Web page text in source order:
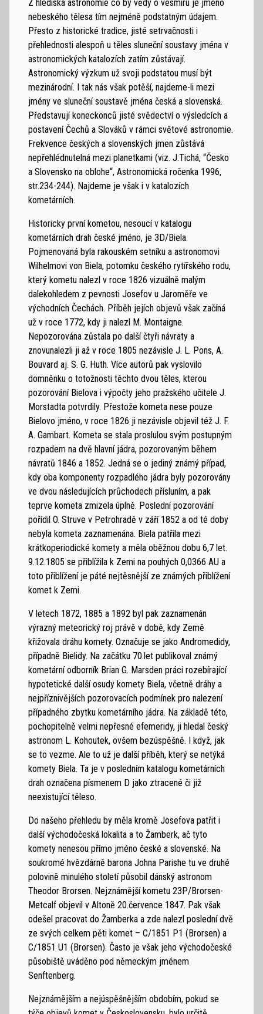
Z hlediska astronomie co by vědy o vesmíru je jméno
nebeského tělesa tím nejméně podstatným údajem.
Přesto z historické tradice, jisté setrvačnosti i
přehlednosti alespoň u těles sluneční soustavy jména v
astronomických katalozích zatím zůstávají.
Astronomický výzkum už svoji podstatou musí být
mezinárodní. I tak nás však potěší, najdeme-li mezi
jmény ve sluneční soustavě jména česká a slovenská.
Představují koneckonců jisté svědectví o výsledcích a
postavení Čechů a Slováků v rámci světové astronomie.
Frekvence českých a slovenských jmen zůstává
nepřehlédnutelná mezi planetkami (viz. J.Tichá, “Česko
a Slovensko na oblohe“, Astronomická ročenka 1996,
str.234-244). Najdeme je však i v katalozích
kometárních.
Historicky první kometou, nesoucí v katalogu
kometárních drah české jméno, je 3D/Biela.
Pojmenovaná byla rakouském setníku a astronomovi
Wilhelmovi von Biela, potomku českého rytířského rodu,
který kometu nalezl v roce 1826 vizuálně malým
dalekohledem z pevnosti Josefov u Jaroměře ve
východních Čechách. Příběh jejích objevů však začíná
už v roce 1772, kdy ji nalezl M. Montaigne.
Nepozorována zůstala po další čtyři návraty a
znovunalezli ji až v roce 1805 nezávisle J. L. Pons, A.
Bouvard aj. S. G. Huth. Více autorů pak vyslovilo
domněnku o totožnosti těchto dvou těles, kterou
pozorování Bielova i výpočty jeho pražského učitele J.
Morstadta potvrdily. Přestože kometa nese pouze
Bielovo jméno, v roce 1826 ji nezávisle objevil též J. F.
A. Gambart. Kometa se stala proslulou svým postupným
rozpadem na dvě hlavní jádra, pozorovaným během
návratů 1846 a 1852. Jedná se o jediný známý případ,
kdy oba komponenty rozpadlého jádra byly pozorovány
ve dvou následujících průchodech přísluním, a pak
teprve kometa zmizela úplně. Poslední pozorování
pořídil O. Struve v Petrohradě v září 1852 a od té doby
nebyla kometa zaznamenána. Biela patřila mezi
krátkoperiodické komety a měla oběžnou dobu 6,7 let.
9.12.1805 se přiblížila k Zemi na pouhých 0,0366 AU a
toto přiblížení je páté nejtěsnější ze známých přiblížení
komet k Zemi.
V letech 1872, 1885 a 1892 byl pak zaznamenán
výrazný meteorický roj právě v době, kdy Země
křižovala dráhu komety. Označuje se jako Andromedidy,
případně Bielidy. Na začátku 70.let publikoval známý
kometární odborník Brian G. Marsden práci rozebírající
hypotetické další osudy komety Biela, včetně dráhy a
nejpříznivějších pozorovacích podmínek pro nalezení
případného zbytku kometárního jádra. Na základě této,
pochopitelně velmi nepřesné efemeridy, ji hledal český
astronom L. Kohoutek, ovšem bezúspěšně. I když, jak
se to vezme. Ale to už je další příběh, který se netýká
komety Biela. Ta je v posledním katalogu kometárních
drah označena písmenem D jako ztracené či již
neexistující těleso.
Do našeho přehledu by měla kromě Josefova patřit i
další východočeská lokalita a to Žamberk, ač tyto
komety nenesou přímo jméno české a slovenské. Na
soukromé hvězdárně barona Johna Parishe tu ve druhé
polovině minulého století působil dánský astronom
Theodor Brorsen. Nejznámější kometu 23P/Brorsen-
Metcalf objevil v Altoně 20.července 1847. Pak však
odešel pracovat do Žamberka a zde nalezl poslední dvě
ze svých celkem pěti komet – C/1851 P1 (Brorsen) a
C/1851 U1 (Brorsen). Často je však jeho východočeské
působiště uváděno pod německým jménem
Senftenberg.
Nejznámějším a nejúspěšnějším obdobím, pokud se